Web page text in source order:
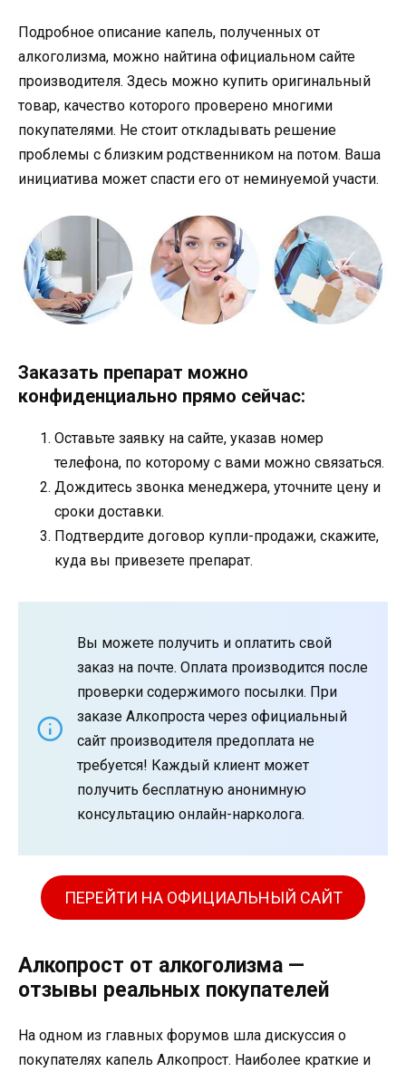
Подробное описание капель, полученных от
алкоголизма, можно найтина официальном сайте
производителя. Здесь можно купить оригинальный
товар, качество которого проверено многими
покупателями. Не стоит откладывать решение
проблемы с близким родственником на потом. Ваша
инициатива может спасти его от неминуемой участи.
Заказать препарат можно
конфиденциально прямо сейчас:
Оставьте заявку на сайте, указав номер
телефона, по которому с вами можно связаться.
Дождитесь звонка менеджера, уточните цену и
сроки доставки.
Подтвердите договор купли-продажи, скажите,
куда вы привезете препарат.
Вы можете получить и оплатить свой
заказ на почте. Оплата производится после
проверки содержимого посылки. При
заказе Алкопроста через официальный
сайт производителя предоплата не
требуется! Каждый клиент может
получить бесплатную анонимную
консультацию онлайн-нарколога.
ПЕРЕЙТИ НА ОФИЦИАЛЬНЫЙ САЙТ
Алкопрост от алкоголизма —
отзывы реальных покупателей
На одном из главных форумов шла дискуссия о
покупателях капель Алкопрост. Наиболее краткие и